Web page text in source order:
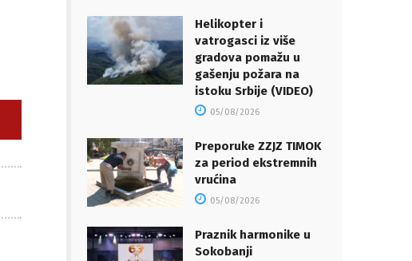
Helikopter i
vatrogasci iz više
gradova pomažu u
gašenju požara na
istoku Srbije (VIDEO)
05/08/2026
Preporuke ZZJZ TIMOK
za period ekstremnih
vrućina
05/08/2026
Praznik harmonike u
Sokobanji